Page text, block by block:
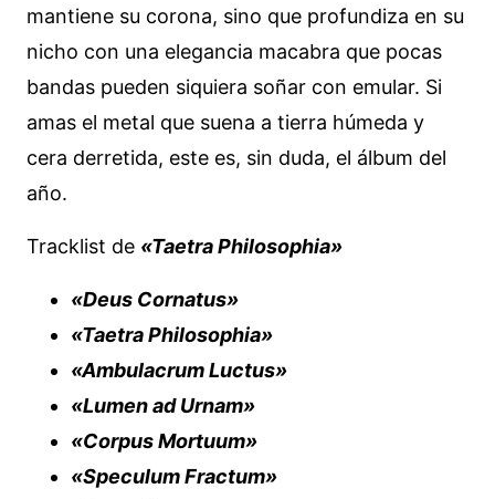
mantiene su corona, sino que profundiza en su
nicho con una elegancia macabra que pocas
bandas pueden siquiera soñar con emular. Si
amas el metal que suena a tierra húmeda y
cera derretida, este es, sin duda, el álbum del
año.
Tracklist de «Taetra Philosophia»
«Deus Cornatus»
«Taetra Philosophia»
«Ambulacrum Luctus»
«Lumen ad Urnam»
«Corpus Mortuum»
«Speculum Fractum»